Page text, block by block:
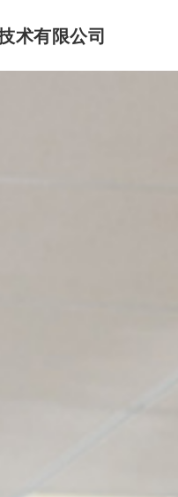
术有限公司